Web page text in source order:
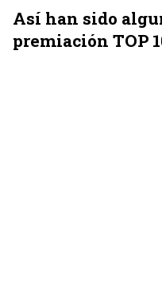
Así han sido
premiación TOP